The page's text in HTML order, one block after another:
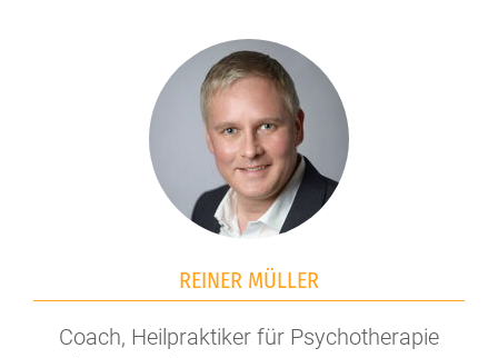
REINER MÜLLER
Coach, Heilpraktiker für Psychotherapie